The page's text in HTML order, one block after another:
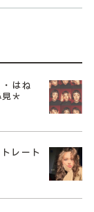
はね
＊
レート